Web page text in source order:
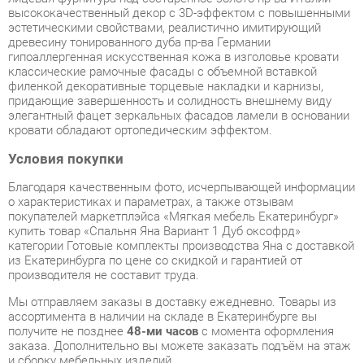
классические рамочные фасады с объемной вставкой
филенкой декоративные торцевые накладки и карнизы,
придающие завершенность и солидность внешнему виду
элегантный фацет зеркальных фасадов ламели в основании
кровати обладают ортопедическим эффектом.
Условия покупки
Благодаря качественным фото, исчерпывающей информации
о характеристиках и параметрах, а также отзывам
купить товар «Спальня Яна Вариант 1 Дуб оксофрд»
из Екатеринбурга по цене со скидкой и гарантией от
производителя не составит труда.
Мы отправляем заказы в доставку ежедневно. Товары из
ассортимента в наличии на складе в Екатеринбурге вы
получите не позднее48-ми часовс момента оформления
заказа. Дополнительно вы можете заказать подъём на этаж
Срок доставки в другие регионы, и для товаров, находящихся
на складах производителей, рассчитывается индивидуально.
Уточнить наличие, срок и стоимость доставки вы можете
через формуобратной связи.